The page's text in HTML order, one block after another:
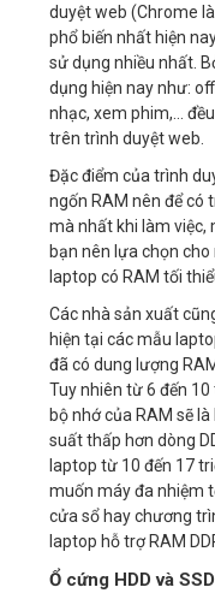
duyệt web (Chrome
phổ biến nhất hiện
sử dụng nhiều nhất.
dụng hiện nay như:
nhạc, xem phim,…
trên trình duyệt web.
Đặc điểm của trình
ngốn RAM nên để có
mà nhất khi làm việc,
bạn nên lựa chọn
laptop có RAM tối
Các nhà sản xuất
hiện tại các mẫu
đã có dung lượng
Tuy nhiên từ 6 đến
bộ nhớ của RAM sẽ là
suất thấp hơn dòng
laptop từ 10 đến 17
muốn máy đa nhiệm
cửa sổ hay chương
laptop hỗ trợ RAM
Ổ cứng HDD và SSD